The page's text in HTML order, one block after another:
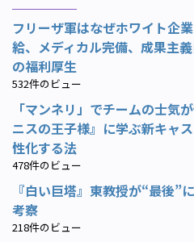
フリーザ軍はなぜホワイト企
給、メディカル完備、成果主
の福利厚生
532件のビュー
「マンネリ」でチームの士気
ニスの王子様』に学ぶ新キャ
性化する法
478件のビュー
『白い巨塔』東教授が“最後”
考察
218件のビュー